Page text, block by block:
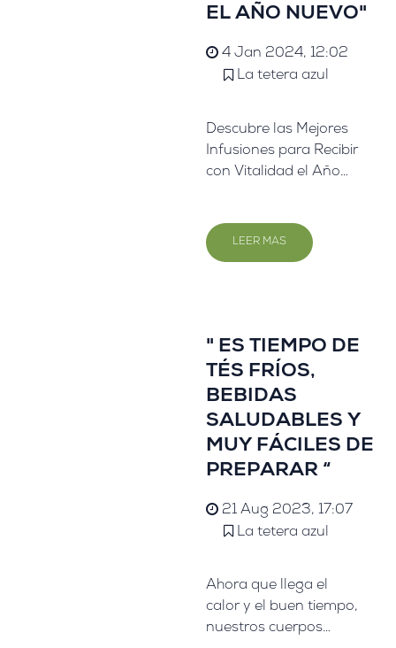
EL AÑO NUEVO"
4 Jan 2024, 12:02
La tetera azul
Descubre las Mejores
Infusiones para Recibir
con Vitalidad el Año
LEER MAS
" ES TIEMPO DE
TÉS FRÍOS,
BEBIDAS
SALUDABLES Y
MUY FÁCILES DE
PREPARAR “
21 Aug 2023, 17:07
La tetera azul
Ahora que llega el
calor y el buen tiempo,
nuestros cuerpos